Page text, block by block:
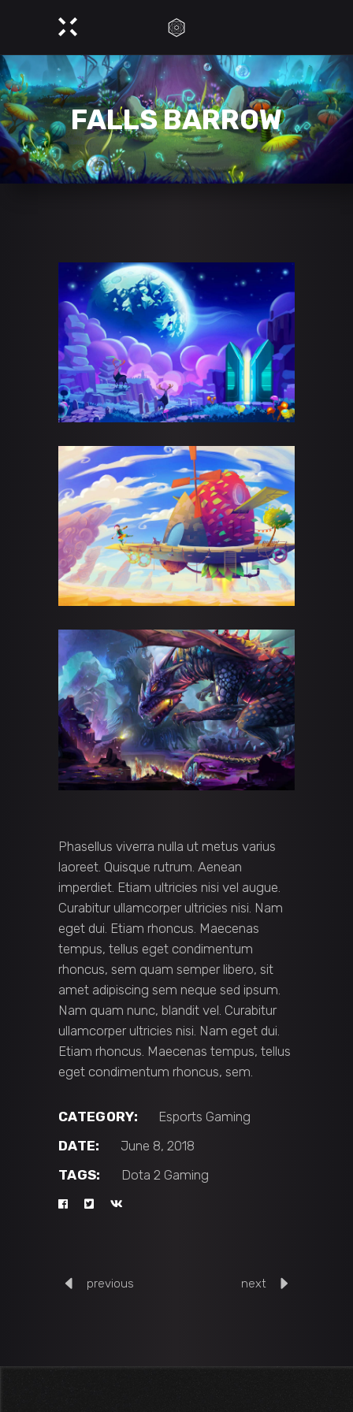
FALLS BARROW
Phasellus viverra nulla ut metus varius
laoreet. Quisque rutrum. Aenean
imperdiet. Etiam ultricies nisi vel augue.
Curabitur ullamcorper ultricies nisi. Nam
eget dui. Etiam rhoncus. Maecenas
tempus, tellus eget condimentum
rhoncus, sem quam semper libero, sit
amet adipiscing sem neque sed ipsum.
Nam quam nunc, blandit vel. Curabitur
ullamcorper ultricies nisi. Nam eget dui.
Etiam rhoncus. Maecenas tempus, tellus
eget condimentum rhoncus, sem.
CATEGORY: Esports Gaming
DATE:
June 8, 2018
TAGS:
Dota 2 Gaming
previous next